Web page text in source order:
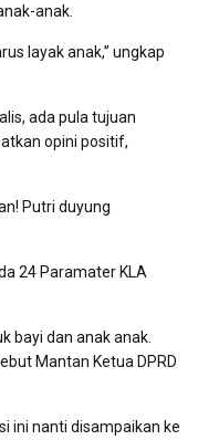
anak.
layak anak,” ungkap
ada pula tujuan
opini positif,
Putri duyung
24 Paramater KLA
bayi dan anak anak.
Mantan Ketua DPRD
ini nanti disampaikan ke